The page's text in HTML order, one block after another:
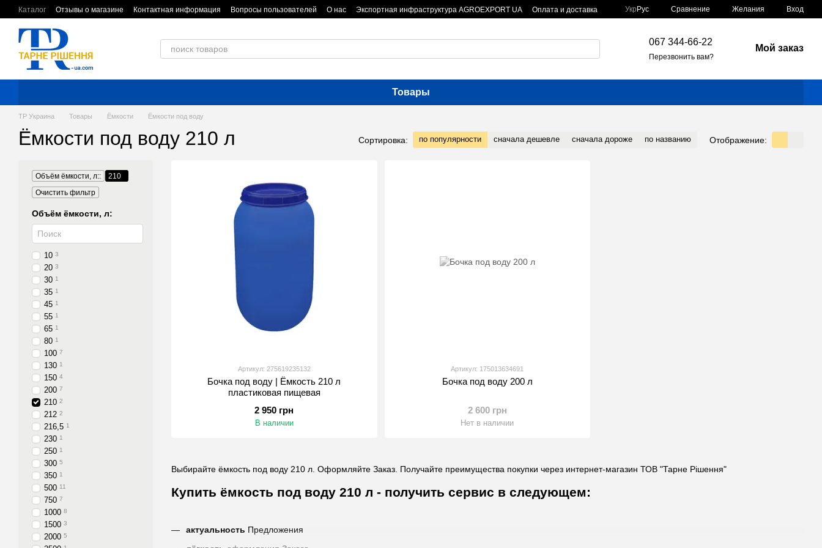
Перейти к основному контенту
Каталог Отзывы о магазине Контактная информация Вопросы пользователей О нас Экспортная инфраструктура AGROEXPORT UA
Оплата и доставка
Укр Рус Сравнение Желания Вход
067 344-66-22
Перезвонить вам?
Мой заказ
Товары
ТР Украина Товары Ёмкости Ёмкости под воду
Ёмкости под воду 210 л Сортировка: по популярности сначала дешевле сначала дороже по названию Отображение:
Выбирайте ёмкость под воду 210 л. Оформляйте Заказ. Получайте преимущества покупки через интернет-магазин ТОВ "Тарне Рішення"
Купить ёмкость под воду 210 л - получить сервис в следующем:
актуальность Предложения
Артикул: 275619235132
Бочка под воду | Ёмкость 210 л
пластиковая пищевая
2 950 грн
В наличии
Артикул: 175013634691
Бочка под воду 200 л
2 600 грн
Нет в наличии
Объём ёмкости, л::
210
Очистить фильтр
Объём ёмкости, л:
10 3
20 3
30 1
35 1
45 1
55 1
65 1
80 1
100 7
130 1
150 4
200 7
210 2
212 2
216,5 1
230 1
250 1
300 5
350 1
500 11
750 7
1000 8
1500 3
2000 5